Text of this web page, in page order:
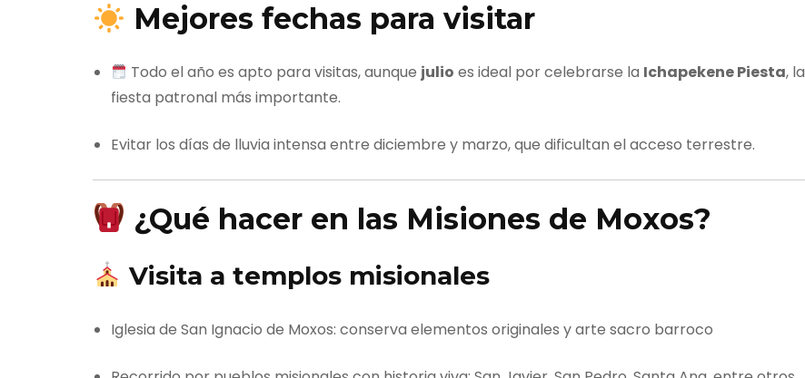
Mejores fechas para visitar
Todo el año es apto para visitas, aunque julio es ideal por celebrarse la Ichapekene Piesta, la
fiesta patronal más importante.
Evitar los días de lluvia intensa entre diciembre y marzo, que dificultan el acceso terrestre.
¿Qué hacer en las Misiones de Moxos?
Visita a templos misionales
Iglesia de San Ignacio de Moxos: conserva elementos originales y arte sacro barroco